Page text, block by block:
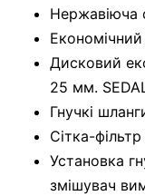
Нержавіюча
Дисковий
25 мм.
Гнучкі
Сітка-
Установка
змішувач